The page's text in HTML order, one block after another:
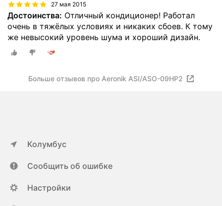
27 мая 2015
Достоинства: Отличный кондиционер! Работал
очень в тяжёлых условиях и никаких сбоев. К тому
же невысокий уровень шума и хороший дизайн.
Больше отзывов про Aeronik ASI/ASO-09HP2
Колумбус
Сообщить об ошибке
Настройки